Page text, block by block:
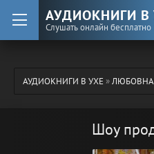
АУДИОКНИГИ В
Слушать онлайн бесплатно
АУДИОКНИГИ В УХЕ»
Шоу